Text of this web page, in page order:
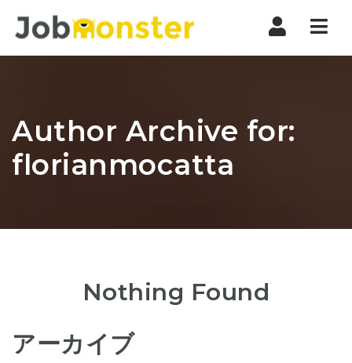
Author Archive for:
florianmocatta
Nothing Found
アーカイブ